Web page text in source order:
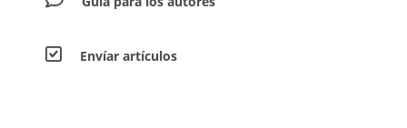
Envíar artículos